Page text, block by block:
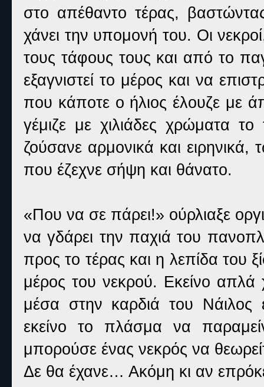
στο απέθαντο τέρας,
χάνει την υπομονή του. Οι
τους τάφους τους και από το
εξαγνιστεί το μέρος και να
που κάποτε ο ήλιος έλουζε με
γέμιζε με χιλιάδες χρώματα
ζούσανε αρμονικά και
που έζεχνε σήψη και θάνατο.
«Που να σε πάρει!» ούρλιαξε
να γδάρει την παχιά του
προς το τέρας και η λεπίδα του
μέρος του νεκρού. Εκείνο
μέσα στην καρδιά του
εκείνο το πλάσμα να
μπορούσε ένας νεκρός να
Δε θα έχανε… Ακόμη κι αν